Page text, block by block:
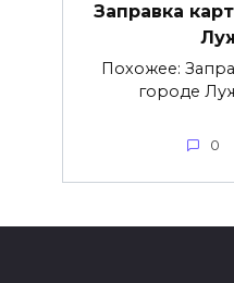
Заправка
Похожее:
городе
0